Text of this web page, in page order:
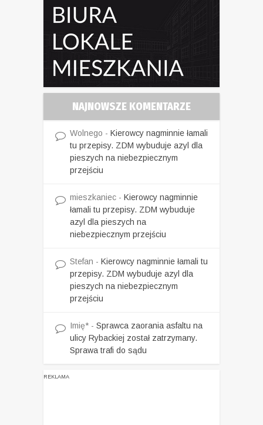
NAJNOWSZE KOMENTARZE
Wolnego - Kierowcy nagminnie łamali
tu przepisy. ZDM wybuduje azyl dla
pieszych na niebezpiecznym
przejściu
mieszkaniec - Kierowcy nagminnie
łamali tu przepisy. ZDM wybuduje
azyl dla pieszych na
niebezpiecznym przejściu
Stefan - Kierowcy nagminnie łamali tu
przepisy. ZDM wybuduje azyl dla
pieszych na niebezpiecznym
przejściu
Imię* - Sprawca zaorania asfaltu na
ulicy Rybackiej został zatrzymany.
Sprawa trafi do sądu
REKLAMA